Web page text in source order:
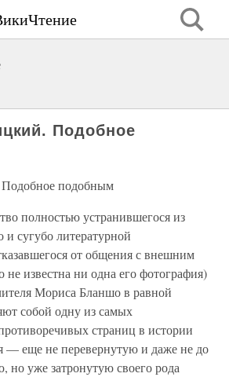
Подобное
подобным
полностью устранившегося из
и сугубо литературной
от общения с внешним
известна ни одна его фотография)
Мориса Бланшо в равной
собой одну из самых
страниц в истории
— еще не перевернутую и даже не до
но уже затронутую своего рода